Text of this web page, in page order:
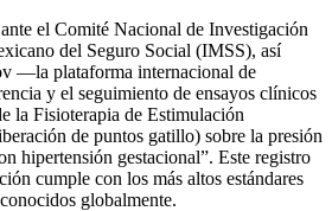
el Comité Nacional de Investigación
del Seguro Social (IMSS), así
—la plataforma internacional de
y el seguimiento de ensayos clínicos
la Fisioterapia de Estimulación
de puntos gatillo) sobre la presión
hipertensión gestacional”. Este registro
cumple con los más altos estándares
globalmente.